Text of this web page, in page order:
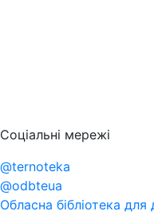
Соціальні мережі
@ternoteka
@odbteua
Обласна бібліотека для